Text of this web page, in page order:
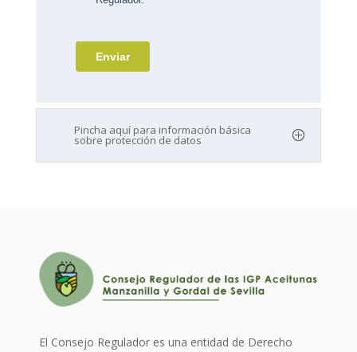
Pincha aquí para información básica
sobre protección de datos
El Consejo Regulador es una entidad de Derecho